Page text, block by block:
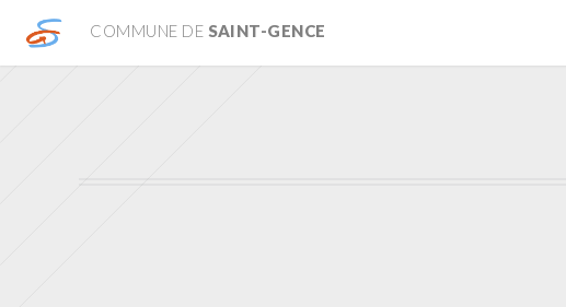
COMMUNE DE SAINT-GENCE